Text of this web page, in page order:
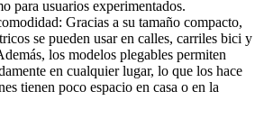
para usuarios experimentados.
Gracias a su tamaño compacto,
se pueden usar en calles, carriles bici y
los modelos plegables permiten
en cualquier lugar, lo que los hace
tienen poco espacio en casa o en la